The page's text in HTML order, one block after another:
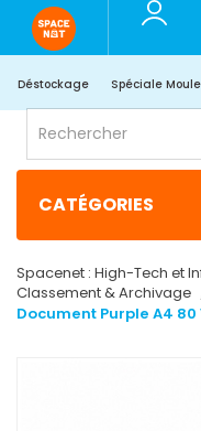
Déstockage Spéciale
CATÉGORIES
Spacenet : High-Tech et
Classement & Archivage
Document Purple A4